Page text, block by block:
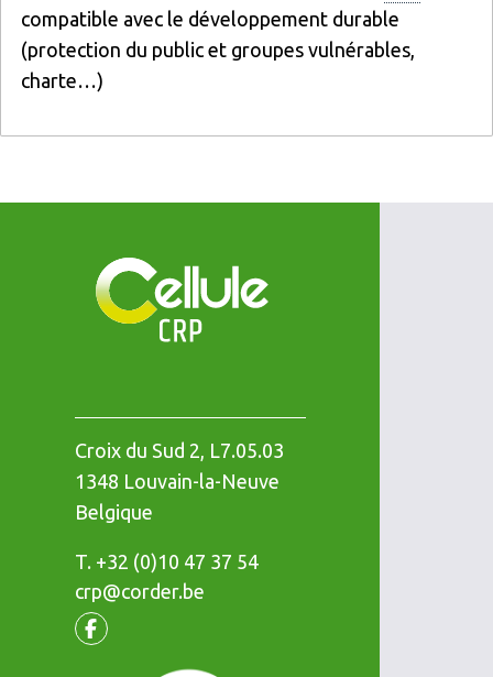
compatible avec le développement durable
(protection du public et groupes vulnérables,
charte…)
Croix du Sud 2, L7.05.03
1348 Louvain-la-Neuve
Belgique
T. Téléphone
+32 (0)10 47 37 54
crp@corder.be
Facebook